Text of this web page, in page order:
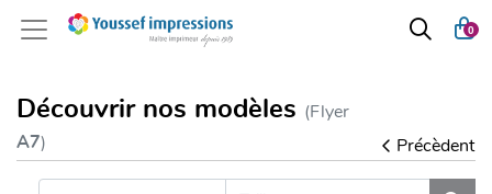
0
Découvrir nos modèles (Flyer
A7) Précèdent